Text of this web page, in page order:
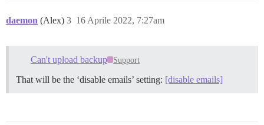
daemon (Alex) 16 Aprile 2022, 7:27am
3
Can't upload backup Support
That will be the ‘disable emails’ setting: [disable emails]